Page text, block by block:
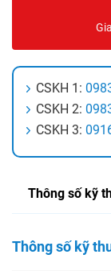
CSKH 1:
CSKH 2:
CSKH 3:
Thông số kỹ
Thông số kỹ